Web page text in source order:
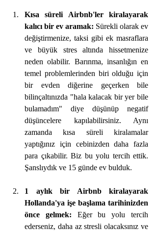
Kısa süreli Airbnb'ler kiralayarak
kalıcı bir ev aramak: Sürekli olarak ev
değiştirmenize, taksi gibi ek masraflara
ve büyük stres altında hissetmenize
neden olabilir. Barınma, insanlığın en
temel problemlerinden biri olduğu için
bir evden diğerine geçerken bile
bilinçaltınızda "hala kalacak bir yer bile
bulamadım" diye düşünüp negatif
düşüncelere kapılabilirsiniz. Aynı
zamanda kısa süreli kiralamalar
yaptığınız için cebinizden daha fazla
para çıkabilir. Biz bu yolu tercih ettik.
Şanslıydık ve 15 günde ev bulduk.
1 aylık bir Airbnb kiralayarak
Hollanda'ya işe başlama tarihinizden
önce gelmek: Eğer bu yolu tercih
ederseniz, daha az stresli olacaksınız ve